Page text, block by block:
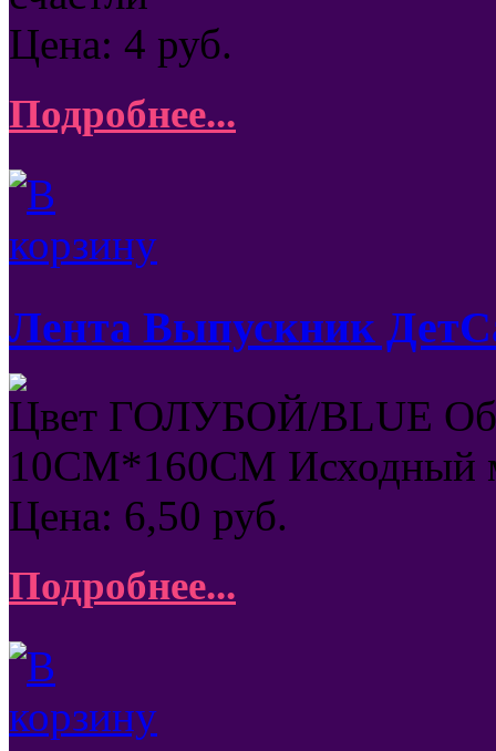
Цена: 4 руб.
Подробнее...
Лента Выпускник
Цвет ГОЛУБОЙ/BLUE
10СМ*160СМ Исходный
Цена: 6,50 руб.
Подробнее...